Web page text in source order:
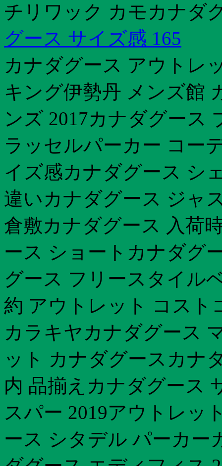
チリワック カモカナダ
グース サイズ感 165
カナダグース アウトレ
キング伊勢丹 メンズ館
ンズ 2017カナダグース
ラッセルパーカー コー
イズ感カナダグース シ
違いカナダグース ジャ
倉敷カナダグース 入荷
ース ショートカナダグ
グース フリースタイル
約 アウトレット コスト
カラキヤカナダグース
ット カナダグースカナ
内 品揃えカナダグース
スパー 2019アウトレッ
ース シタデル パーカー